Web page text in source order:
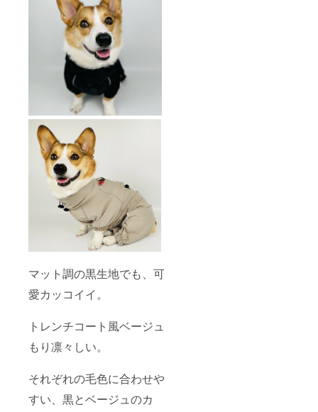
マット調の黒生地でも、可
愛カッコイイ。
トレンチコート風ベージュ
もり凛々しい。
それぞれの毛色に合わせや
すい、黒とベージュのカ